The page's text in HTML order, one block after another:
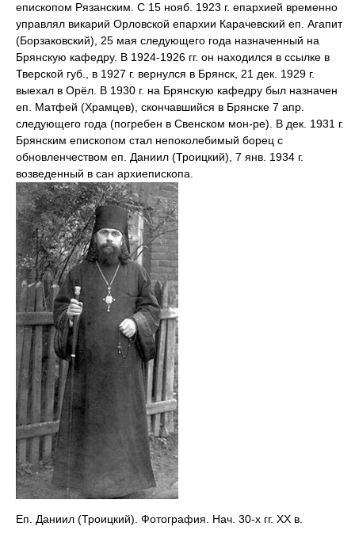
епископом Рязанским. С 15 нояб. 1923 г. епархией временно
управлял викарий Орловской епархии Карачевский еп. Агапит
(Борзаковский), 25 мая следующего года назначенный на
Брянскую кафедру. В 1924-1926 гг. он находился в ссылке в
Тверской губ., в 1927 г. вернулся в Брянск, 21 дек. 1929 г.
выехал в Орёл. В 1930 г. на Брянскую кафедру был назначен
еп. Матфей (Храмцев), скончавшийся в Брянске 7 апр.
следующего года (погребен в Свенском мон-ре). В дек. 1931 г.
Брянским епископом стал непоколебимый борец с
обновленчеством еп. Даниил (Троицкий), 7 янв. 1934 г.
возведенный в сан архиепископа.
Еп. Даниил (Троицкий). Фотография. Нач. 30-х гг. ХХ в.